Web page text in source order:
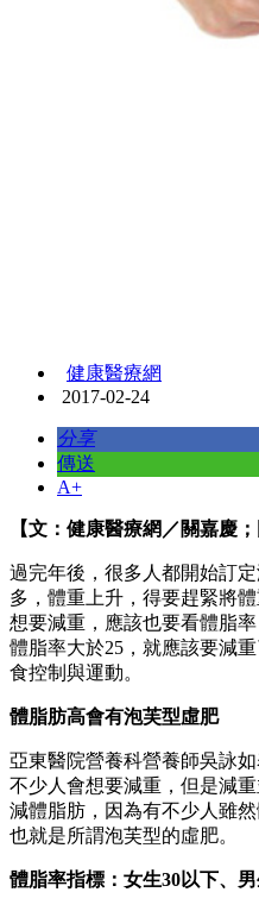
健康醫療網
2017-02-24
分享
傳送
A+
【文：健康醫療網／關嘉慶
過完年後，很多人都開始訂
多，體重上升，得要趕緊將
想要減重，應該也要看體脂
體脂率大於25，就應該要減
食控制與運動。
體脂肪高會有泡芙型虛肥
亞東醫院營養科營養師吳詠
不少人會想要減重，但是減
減體脂肪，因為有不少人雖
也就是所謂泡芙型的虛肥。
體脂率指標：女生30以下、